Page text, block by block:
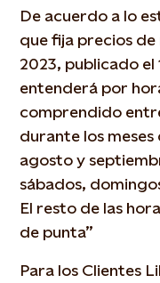
De acuerdo a lo
que fija precios
2023, publicado el
entenderá por
comprendido
durante los meses
agosto y
sábados,
El resto de las
de punta”
Para los Clientes